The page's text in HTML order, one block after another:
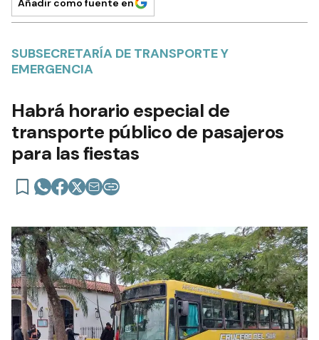
Añadir como fuente en
SUBSECRETARÍA DE TRANSPORTE Y
EMERGENCIA
Habrá horario especial de
transporte público de pasajeros
para las fiestas